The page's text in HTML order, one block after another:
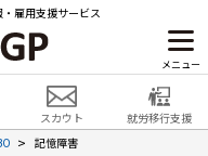
雇用支援サービス
メニュー
スカウト
就労移行支援
記憶障害
ジーピー
ナップ
就労移行支援
見学・お問い合わせ 無料